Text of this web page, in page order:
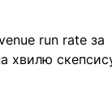
run rate за
на хвилю